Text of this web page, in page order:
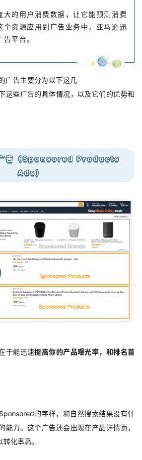
大的用户消费数据，让它能预测消费
个资源应用到广告业务中，亚马逊迅
平台。
广告主要分为以下这几
这些广告的具体情况，以及它们的优势和
广告（Sponsored Products
Ads）
于能迅速提高你的产品曝光率，和排名首
的字样，和自然搜索结果没有什
能力。这个广告还会出现在产品详情页，
化率高。